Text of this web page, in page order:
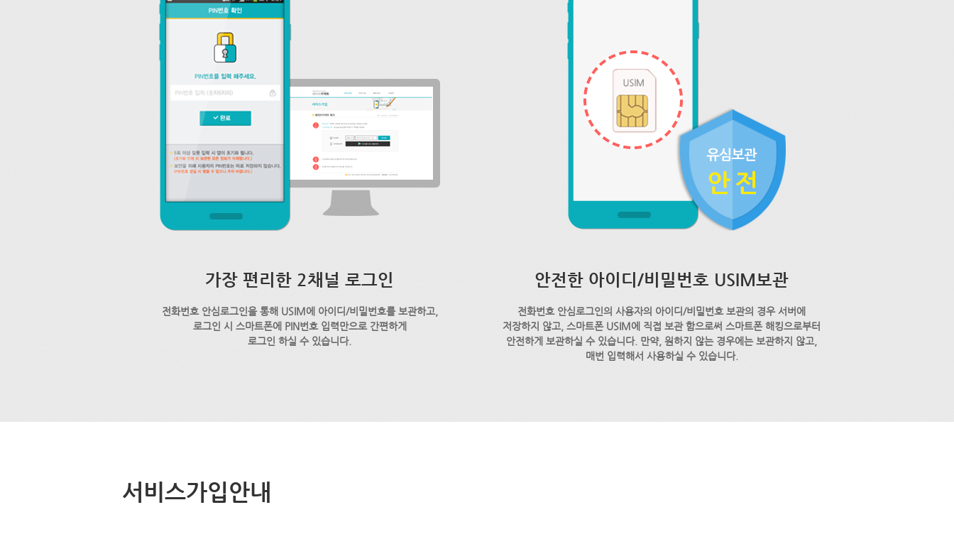
가장 편리한 2채널 로그인
전화번호 안심로그인을 통해 USIM에 아이디/비밀번호를 보관하고,
로그인 시 스마트폰에 PIN번호 입력만으로 간편하게
로그인 하실 수 있습니다.
안전한 아이디/비밀번호 USIM보관
전화번호 안심로그인의 사용자의 아이디/비밀번호 보관의 경우 서버에
저장하지 않고, 스마트폰 USIM에 직접 보관 함으로써 스마트폰 해킹으로부터
안전하게 보관하실 수 있습니다. 만약, 원하지 않는 경우에는 보관하지 않고,
매번 입력해서 사용하실 수 있습니다.
서비스가입안내